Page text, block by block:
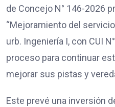
de Concejo N° 146-2026
“Mejoramiento del
urb. Ingeniería I, con CUI
proceso para continuar
mejorar sus pistas y
Este prevé una inversión